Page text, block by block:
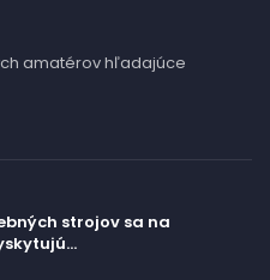
amatérov hľadajúce
strojov sa na